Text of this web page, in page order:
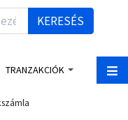
KERESÉS
TRANZAKCIÓK